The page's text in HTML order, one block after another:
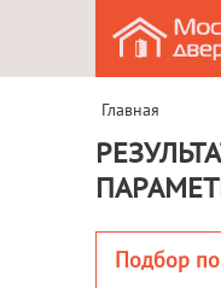
Главная
Подбор